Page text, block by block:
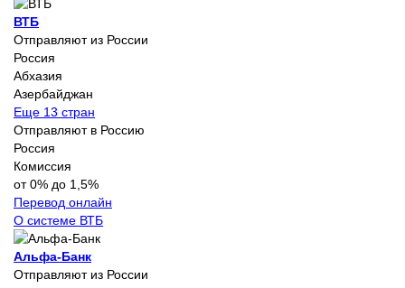
ВТБ
Отправляют из России
Россия
Абхазия
Азербайджан
Еще 13 стран
Отправляют в Россию
Россия
Комиссия
от 0% до 1,5%
Перевод онлайн
О системе ВТБ
Альфа-Банк
Отправляют из России